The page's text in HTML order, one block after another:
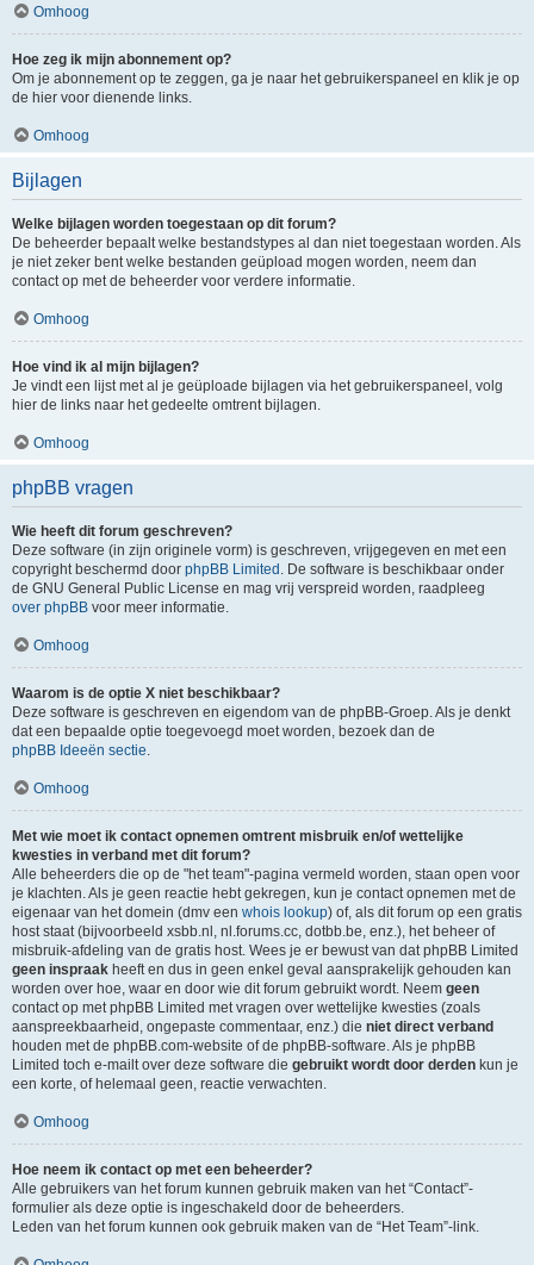
Omhoog
Hoe zeg ik mijn abonnement op?
Om je abonnement op te zeggen, ga je naar het gebruikerspaneel en klik je op
de hier voor dienende links.
Omhoog
Bijlagen
Welke bijlagen worden toegestaan op dit forum?
De beheerder bepaalt welke bestandstypes al dan niet toegestaan worden. Als
je niet zeker bent welke bestanden geüpload mogen worden, neem dan
contact op met de beheerder voor verdere informatie.
Omhoog
Hoe vind ik al mijn bijlagen?
Je vindt een lijst met al je geüploade bijlagen via het gebruikerspaneel, volg
hier de links naar het gedeelte omtrent bijlagen.
Omhoog
phpBB vragen
Wie heeft dit forum geschreven?
Deze software (in zijn originele vorm) is geschreven, vrijgegeven en met een
copyright beschermd door phpBB Limited . De software is beschikbaar onder
de GNU General Public License en mag vrij verspreid worden, raadpleeg
over phpBB voor meer informatie.
Omhoog
Waarom is de optie X niet beschikbaar?
Deze software is geschreven en eigendom van de phpBB-Groep. Als je denkt
dat een bepaalde optie toegevoegd moet worden, bezoek dan de
phpBB Ideeën sectie.
Omhoog
Met wie moet ik contact opnemen omtrent misbruik en/of wettelijke
kwesties in verband met dit forum?
Alle beheerders die op de "het team"-pagina vermeld worden, staan open voor
je klachten. Als je geen reactie hebt gekregen, kun je contact opnemen met de
eigenaar van het domein (dmv een whois lookup) of, als dit forum op een gratis
host staat (bijvoorbeeld xsbb.nl, nl.forums.cc, dotbb.be, enz.), het beheer of
misbruik-afdeling van de gratis host. Wees je er bewust van dat phpBB Limited
geen inspraak heeft en dus in geen enkel geval aansprakelijk gehouden kan
worden over hoe, waar en door wie dit forum gebruikt wordt. Neem geen
contact op met phpBB Limited met vragen over wettelijke kwesties (zoals
aanspreekbaarheid, ongepaste commentaar, enz.) die niet direct verband
houden met de phpBB.com-website of de phpBB-software. Als je phpBB
Limited toch e-mailt over deze software die gebruikt wordt door derden kun je
een korte, of helemaal geen, reactie verwachten.
Omhoog
Hoe neem ik contact op met een beheerder?
Alle gebruikers van het forum kunnen gebruik maken van het “Contact”-
formulier als deze optie is ingeschakeld door de beheerders.
Leden van het forum kunnen ook gebruik maken van de “Het Team”-link.